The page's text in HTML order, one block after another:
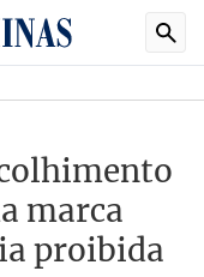
marca
proibida